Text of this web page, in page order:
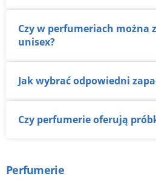
Czy w perfumeriach można znaleźć zapachy
unisex?
Jak wybrać odpowiedni
Czy perfumerie oferują
Perfumerie